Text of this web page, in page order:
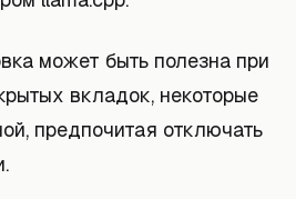
может быть полезна при
вкладок, некоторые
предпочитая отключать